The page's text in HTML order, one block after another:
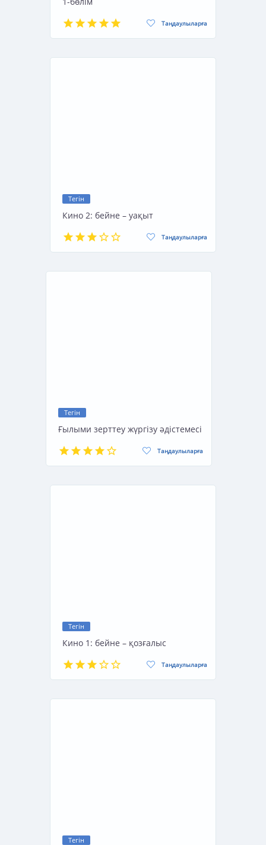
Таңдаулыларға
Тегін
Кино 2: бейне – уақыт
Таңдаулыларға
Тегін
Ғылыми зерттеу жүргізу әдістемесі
Таңдаулыларға
Тегін
Кино 1: бейне – қозғалыс
Таңдаулыларға
Тегін